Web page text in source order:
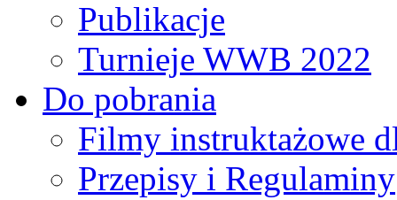
Publikacje
Turnieje WWB 2022
Do pobrania
Filmy instruktażowe
Przepisy i Regulaminy